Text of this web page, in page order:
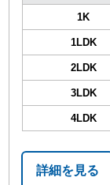
1K
1LDK
2LDK
3LDK
4LDK
詳細を見る